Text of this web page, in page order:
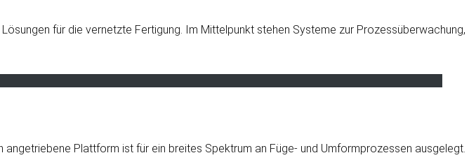
für die vernetzte Fertigung. Im Mittelpunkt stehen Systeme zur Prozessüberwachung,
Plattform ist für ein breites Spektrum an Füge- und Umformprozessen ausgelegt.